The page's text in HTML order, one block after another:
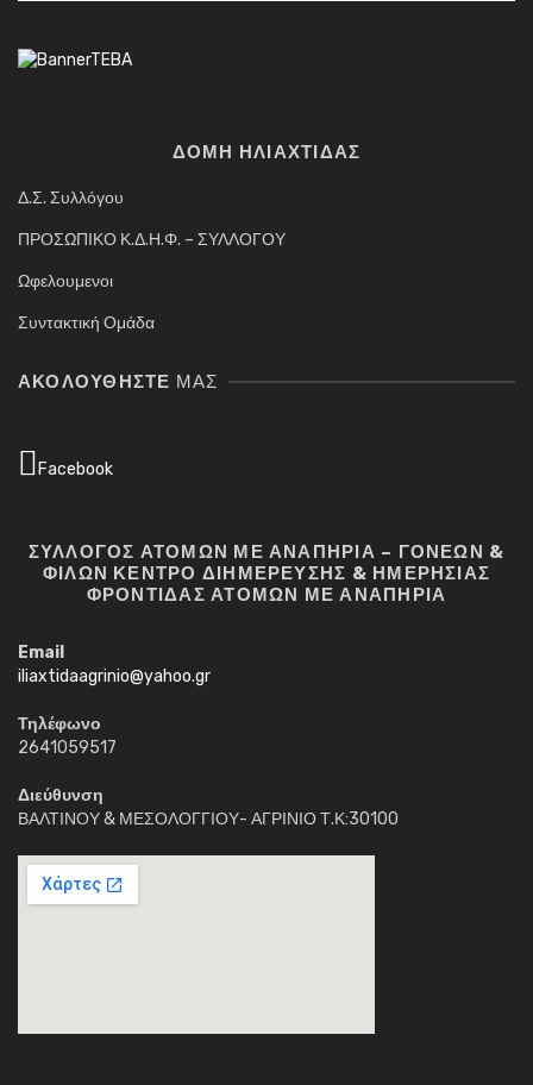
ΔΟΜΗ ΗΛΙΑΧΤΙΔΑΣ
Δ.Σ. Συλλόγου
ΠΡΟΣΩΠΙΚΟ Κ.Δ.Η.Φ. – ΣΥΛΛΟΓΟΥ
Ωφελουμενοι
Συντακτική Ομάδα
ΑΚΟΛΟΥΘΉΣΤΕ ΜΑΣ
Facebook
ΣΥΛΛΟΓΟΣ ΑΤΟΜΩΝ ΜΕ ΑΝΑΠΗΡΙΑ – ΓΟΝΕΩΝ &
ΦΙΛΩΝ ΚΕΝΤΡΟ ΔΙΗΜΕΡΕΥΣΗΣ & ΗΜΕΡΗΣΙΑΣ
ΦΡΟΝΤΙΔΑΣ ΑΤΟΜΩΝ ΜΕ ΑΝΑΠΗΡΙΑ
Email
iliaxtidaagrinio@yahoo.gr
Τηλέφωνο
2641059517
Διεύθυνση
ΒΑΛΤΙΝΟΥ & ΜΕΣΟΛΟΓΓΙΟΥ- ΑΓΡΙΝΙΟ Τ.Κ:30100